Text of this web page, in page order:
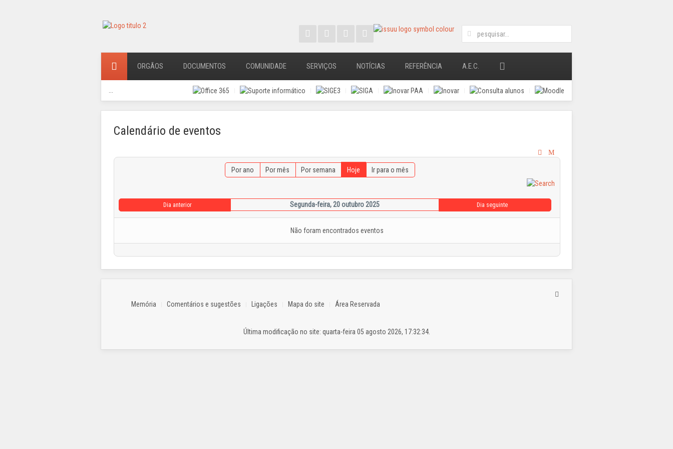
ORGÃOS DOCUMENTOS COMUNIDADE SERVIÇOS NOTÍCIAS REFERÊNCIA A.E.C.
Calendário de eventos
Por ano Por mês Por semana Hoje Ir para o mês
Dia anterior Segunda-feira, 20 outubro 2025 Dia seguinte
Não foram encontrados eventos
Memória Comentários e sugestões Ligações Mapa do site Área Reservada
Última modificação no site: quarta-feira 05 agosto 2026, 17:32:34.